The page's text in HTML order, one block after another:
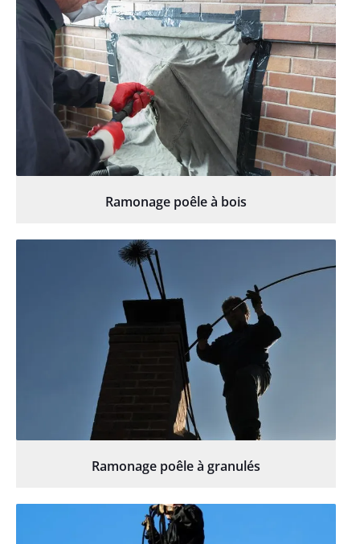
Ramonage poêle à bois
Ramonage poêle à granulés